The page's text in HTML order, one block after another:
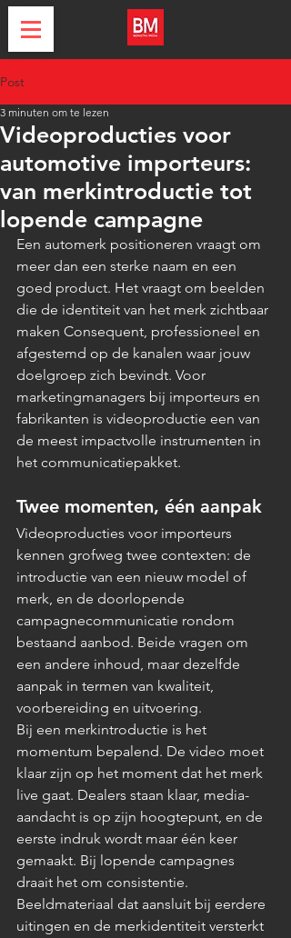
Post
Videoproducties voor
automotive importeurs:
van merkintroductie tot
lopende campagne
3 minuten om te lezen
Een automerk positioneren vraagt om
meer dan een sterke naam en een
goed product. Het vraagt om beelden
die de identiteit van het merk zichtbaar
maken Consequent, professioneel en
afgestemd op de kanalen waar jouw
doelgroep zich bevindt. Voor
marketingmanagers bij importeurs en
fabrikanten is videoproductie een van
de meest impactvolle instrumenten in
het communicatiepakket.
Twee momenten, één aanpak
Videoproducties voor importeurs
kennen grofweg twee contexten: de
introductie van een nieuw model of
merk, en de doorlopende
campagnecommunicatie rondom
bestaand aanbod. Beide vragen om
een andere inhoud, maar dezelfde
aanpak in termen van kwaliteit,
voorbereiding en uitvoering.
Bij een merkintroductie is het
momentum bepalend. De video moet
klaar zijn op het moment dat het merk
live gaat. Dealers staan klaar, media-
aandacht is op zijn hoogtepunt, en de
eerste indruk wordt maar één keer
gemaakt. Bij lopende campagnes
draait het om consistentie.
Beeldmateriaal dat aansluit bij eerdere
uitingen en de merkidentiteit versterkt